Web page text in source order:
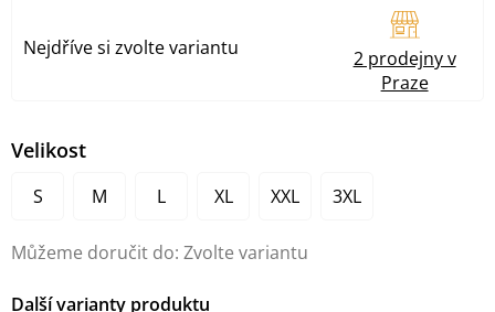
Velikost
S M L XL XXL 3XL
Můžeme doručit do: Zvolte variantu
Nejdříve si zvolte variantu
2 prodejny v
Praze